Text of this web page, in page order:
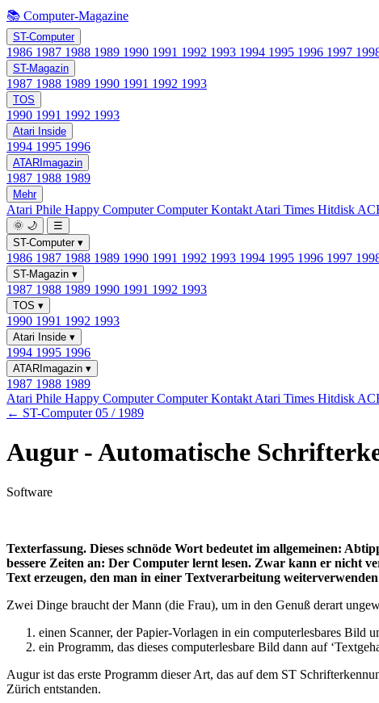
📚 Computer-Magazine
ST-Computer
1986 1987 1988 1989 1990 1991 1992 1993 1994 1995 1996 1997
ST-Magazin
1987 1988 1989 1990 1991 1992 1993
TOS
1990 1991 1992 1993
Atari Inside
1994 1995 1996
ATARImagazin
1987 1988 1989
Mehr
Atari Phile Happy ComputerComputer Kontakt Atari Times Hitdisk
🌞 🌙
☰
ST-Computer ▾
1986 1987 1988 1989 1990 1991 1992 1993 1994 1995 1996 1997
ST-Magazin ▾
1987 1988 1989 1990 1991 1992 1993
TOS ▾
1990 1991 1992 1993
Atari Inside ▾
1994 1995 1996
ATARImagazin ▾
1987 1988 1989
Atari Phile Happy ComputerComputer Kontakt Atari Times Hitdisk
← ST-Computer 05 / 1989
Augur - Automatische
Software
Texterfassung. Dieses schnöde Wort bedeutet im allgemeinen:
bessere Zeiten an: Der Computer lernt lesen. Zwar kann er nicht
Text erzeugen, den man in einer Textverarbeitung
Zwei Dinge braucht der Mann (die Frau), um in den Genuß derart
einen Scanner, der Papier-Vorlagen in ein computerlesbares Bild
ein Programm, das dieses computerlesbare Bild dann auf
Augur ist das erste Programm dieser Art, das auf dem ST
Zürich entstanden.